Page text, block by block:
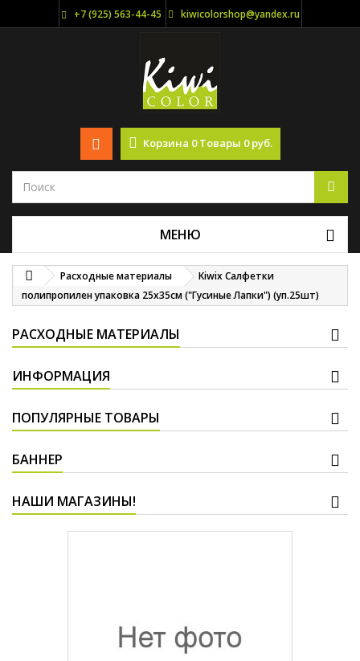
+7 (925) 563-44-45 kiwicolorshop@yandex.ru
Корзина 0 Товары 0 руб.
МЕНЮ
Расходные материалы
Kiwix Салфетки
полипропилен упаковка 25х35см ("Гусиные Лапки") (уп.25шт)
РАСХОДНЫЕ МАТЕРИАЛЫ
ИНФОРМАЦИЯ
ПОПУЛЯРНЫЕ ТОВАРЫ
БАННЕР
НАШИ МАГАЗИНЫ!